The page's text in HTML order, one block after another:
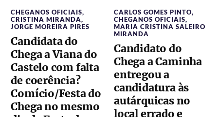
CHEGANOS OFICIAIS,
CRISTINA MIRANDA,
JORGE MOREIRA PIRES
Candidata do
Chega a Viana do
Castelo com falta
de coerência?
Comício/Festa do
Chega no mesmo
CARLOS GOMES PINTO,
CHEGANOS OFICIAIS,
MARIA CRISTINA SALEIRO
MIRANDA
Candidato do
Chega a Caminha
entregou a
candidatura às
autárquicas no
local errado e